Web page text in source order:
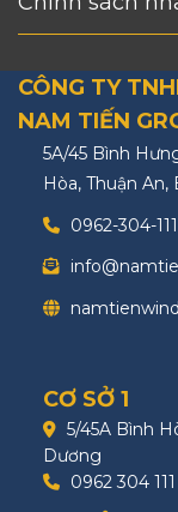
CÔNG TY
NAM TIẾN
5A/45 Bình
Hòa, Thuận
0962-304-111
CƠ SỞ 1
5/45A Bình
Dương
0962 304 111